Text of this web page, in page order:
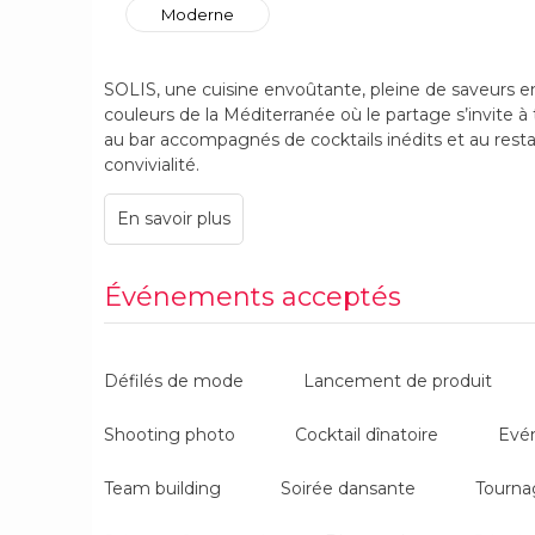
Moderne
SOLIS, une cuisine envoûtante, pleine de saveurs
couleurs de la Méditerranée où le partage s’invite
au bar accompagnés de cocktails inédits et au
convivialité.
Notre cuisine prend racine dans tout le bassin
les meilleurs produits & recettes pour offrir une
Du lundi au vendredi, la carte déjeuner se
complétée par une ardoise quotidienne avec des
jours fériés.
Le Chef Nabil Naili signe une carte imaginée,
Événements acceptés
Défilés de mode Lancement de produit
Shooting photo Cocktail dînatoire
Team building Soirée dansante